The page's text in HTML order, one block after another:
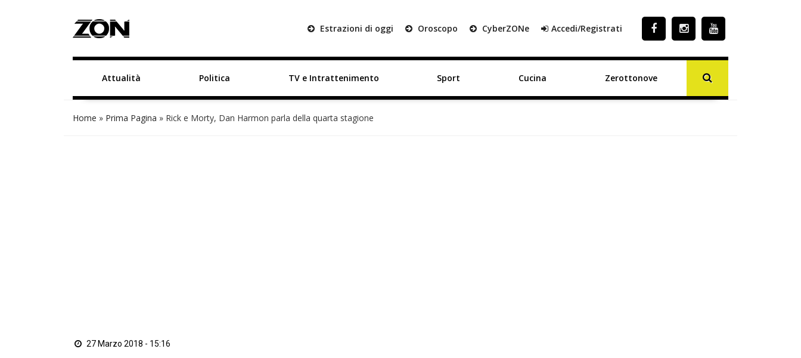
Estrazioni di oggi Oroscopo CyberZONe Accedi/Registrati
Attualità Politica TV e Intrattenimento Sport Cucina Zerottonove
Home » Prima Pagina » Rick e Morty, Dan Harmon parla della quarta stagione
27 Marzo 2018 - 15:16